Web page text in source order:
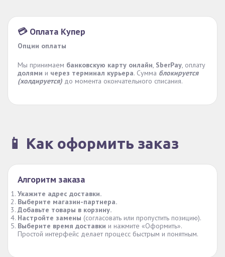
💳 Оплата Купер
Опции оплаты
Мы принимаем банковскую карту онлайн, SberPay, оплату
долями и через терминал курьера. Сумма блокируется
(холдируется) до момента окончательного списания.
📱 Как оформить заказ
Алгоритм заказа
Укажите адрес доставки.
Выберите магазин-партнера.
Добавьте товары в корзину.
Настройте замены (согласовать или пропустить позицию).
Выберите время доставки и нажмите «Оформить».
Простой интерфейс делает процесс быстрым и понятным.